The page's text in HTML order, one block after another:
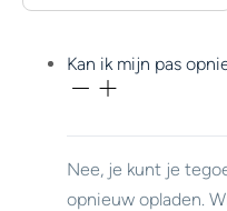
Kan ik mijn pas
Nee, je kunt je
opnieuw opladen.